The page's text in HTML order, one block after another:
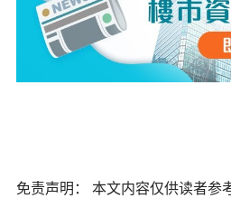
免责声明： 本文内容仅供读者参